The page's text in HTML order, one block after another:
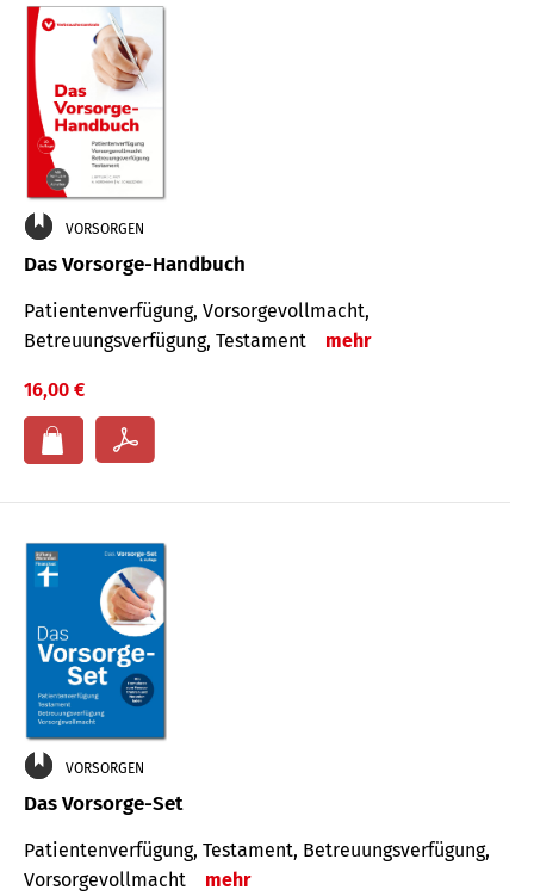
VORSORGEN
Das Vorsorge-Handbuch
Patientenverfügung, Vorsorgevollmacht,
Betreuungsverfügung, Testament
mehr
16,00 €
VORSORGEN
Das Vorsorge-Set
Patienten­ver­fügung, Testa­ment, Be­treuungs­verfü­gung,
Vor­sorge­voll­macht
mehr